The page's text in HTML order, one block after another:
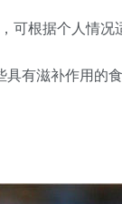
根据个人情况
有滋补作用的